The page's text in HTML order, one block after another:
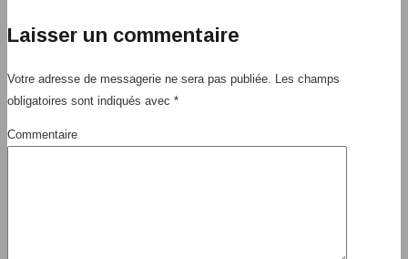
Laisser un commentaire
Votre adresse de messagerie ne sera pas publiée. Les champs
obligatoires sont indiqués avec *
Commentaire